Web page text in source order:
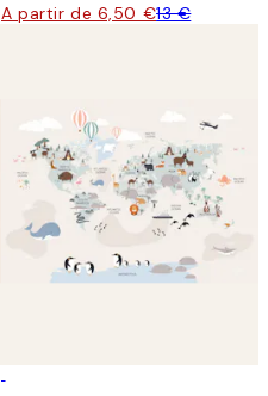
A partir de 6,50 €13 €